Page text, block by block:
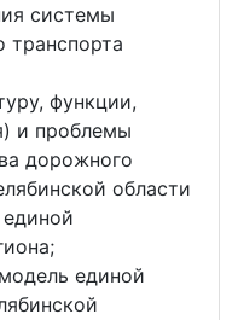
системы
транспорта
функции,
и проблемы
дорожного
области
единой